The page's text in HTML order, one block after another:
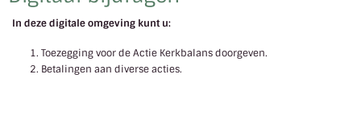
In deze digitale omgeving kunt u:
Toezegging voor de Actie Kerkbalans doorgeven.
Betalingen aan diverse acties.